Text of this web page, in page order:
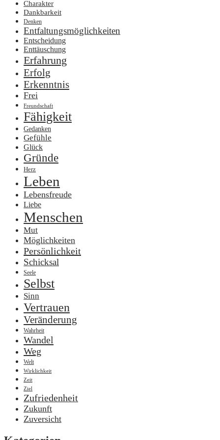
Charakter
Dankbarkeit
Denken
Entfaltungsmöglichkeiten
Entscheidung
Enttäuschung
Erfahrung
Erfolg
Erkenntnis
Frei
Freundschaft
Fähigkeit
Gedanken
Gefühle
Glück
Gründe
Herz
Leben
Lebensfreude
Liebe
Menschen
Mut
Möglichkeiten
Persönlichkeit
Schicksal
Seele
Selbst
Sinn
Vertrauen
Veränderung
Wahrheit
Wandel
Weg
Welt
Wirklichkeit
Zeit
Ziel
Zufriedenheit
Zukunft
Zuversicht